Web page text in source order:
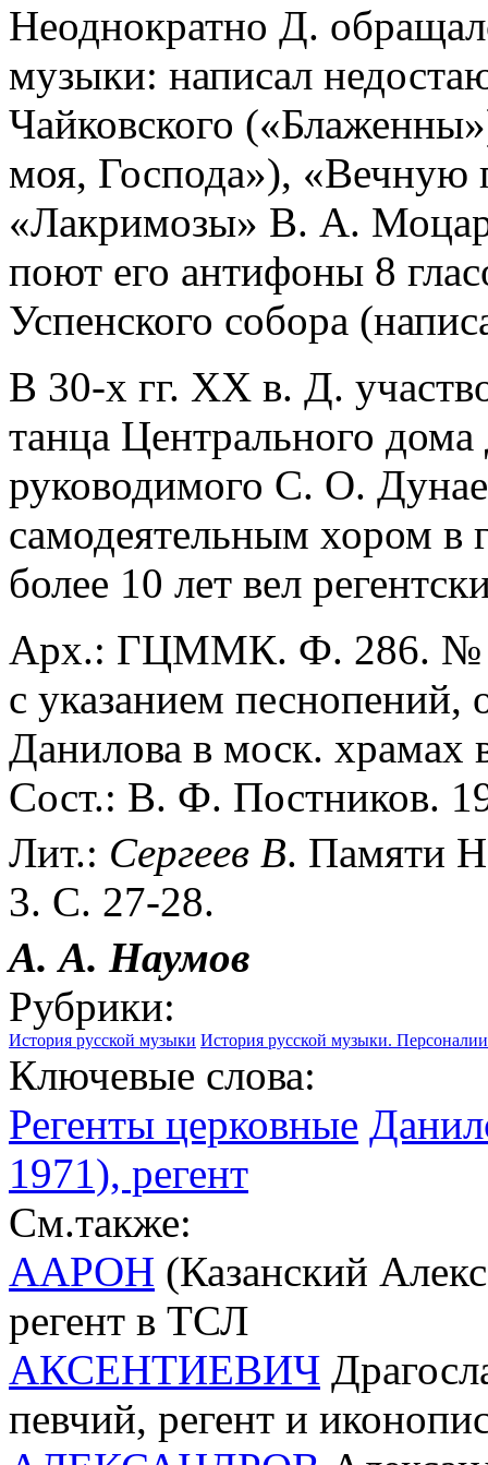
Неоднократно Д.
музыки: написал
Чайковского
моя, Господа»), «Вечную
«Лакримозы» В. А.
поют его антифоны 8
Успенского собора
В 30-х гг. XX в. Д.
танца Центрального
руководимого С. О.
самодеятельным хором в
более 10 лет вел
Арх.: ГЦММК. Ф. 286. №
с указанием песнопений,
Данилова в моск. храмах
Сост.: В. Ф. Постников.
Лит.: Сергеев В. Памяти
3. С. 27-28.
А. А. Наумов
Рубрики:
История русской музыки История русской музыки. Персоналии
Ключевые слова:
Регенты церковные
1971), регент
См.также:
ААРОН (Казанский
регент в ТСЛ
АКСЕНТИЕВИЧ
певчий, регент и